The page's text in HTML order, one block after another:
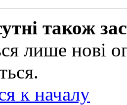
також
лише нові
к началу